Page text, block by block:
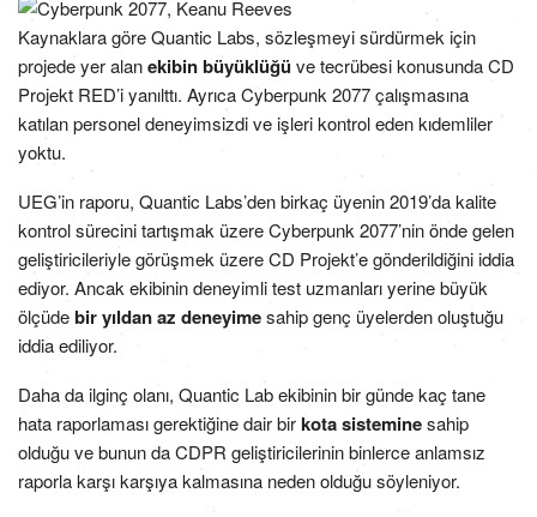
Kaynaklara göre Quantic Labs, sözleşmeyi sürdürmek için
projede yer alanekibin büyüklüğüve tecrübesi konusunda CD
Projekt RED’i yanılttı. Ayrıca Cyberpunk 2077 çalışmasına
katılan personel deneyimsizdi ve işleri kontrol eden kıdemliler
yoktu.
UEG’in raporu, Quantic Labs’den birkaç üyenin 2019’da kalite
kontrol sürecini tartışmak üzere Cyberpunk 2077’nin önde gelen
geliştiricileriyle görüşmek üzere CD Projekt’e gönderildiğini iddia
ediyor. Ancak ekibinin deneyimli test uzmanları yerine büyük
ölçüdebir yıldan az deneyimesahip genç üyelerden oluştuğu
iddia ediliyor.
Daha da ilginç olanı, Quantic Lab ekibinin bir günde kaç tane
hata raporlaması gerektiğine dair birkota sisteminesahip
olduğu ve bunun da CDPR geliştiricilerinin binlerce anlamsız
raporla karşı karşıya kalmasına neden olduğu söyleniyor.